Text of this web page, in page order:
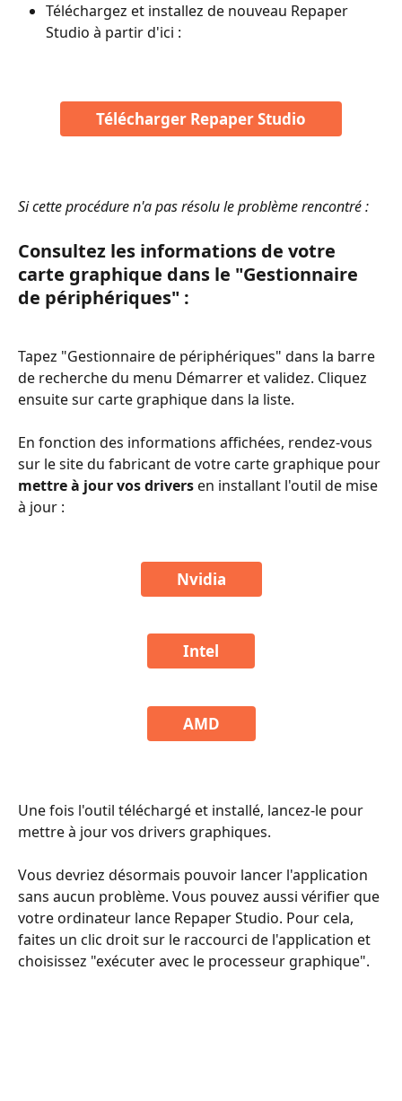
Téléchargez et installez de nouveau Repaper
Studio à partir d'ici :
Télécharger Repaper Studio
Si cette procédure n'a pas résolu le problème rencontré :
Consultez les informations de votre
carte graphique dans le "Gestionnaire
de périphériques" :
Tapez "Gestionnaire de périphériques" dans la barre
de recherche du menu Démarrer et validez. Cliquez
ensuite sur carte graphique dans la liste.
En fonction des informations affichées, rendez-vous
sur le site du fabricant de votre carte graphique pour
mettre à jour vos drivers en installant l'outil de mise
à jour :
Nvidia
Intel
AMD
Une fois l'outil téléchargé et installé, lancez-le pour
mettre à jour vos drivers graphiques.
Vous devriez désormais pouvoir lancer l'application
sans aucun problème. Vous pouvez aussi vérifier que
votre ordinateur lance Repaper Studio. Pour cela,
faites un clic droit sur le raccourci de l'application et
choisissez "exécuter avec le processeur graphique".